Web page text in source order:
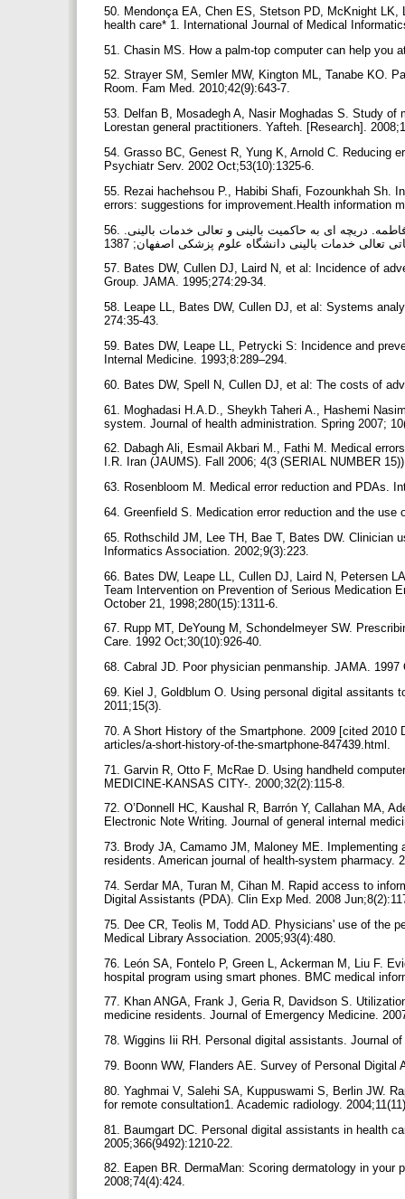
50. Mendonça EA, Chen ES, Stetson PD, McKnight
health care* 1. International Journal of Medical
51. Chasin MS. How a palm-top computer can help you
52. Strayer SM, Semler MW, Kington ML, Tanabe KO.
Room. Fam Med. 2010;42(9):643-7.
53. Delfan B, Mosadegh A, Nasir Moghadas S. Study
Lorestan general practitioners. Yafteh. [Research].
54. Grasso BC, Genest R, Yung K, Arnold C. Reducing
Psychiatr Serv. 2002 Oct;53(10):1325-6.
55. Rezai hachehsou P., Habibi Shafi, Fozounkhah Sh.
errors: suggestions for improvement.Health information
56. خلیقی نژاد، نیما، عطائی، منیژه، هادیزاده، فاطمه؛ ویراستاری علمی هادیزاده، فاطمه. دریچه ای به حاکمیت بالینی و تعالی خدمات بالینی.
57. Bates DW, Cullen DJ, Laird N, et al: Incidence of
Group. JAMA. 1995;274:29-34.
58. Leape LL, Bates DW, Cullen DJ, et al: Systems
274:35-43.
59. Bates DW, Leape LL, Petrycki S: Incidence and
Internal Medicine. 1993;8:289–294.
60. Bates DW, Spell N, Cullen DJ, et al: The costs of
61. Moghadasi H.A.D., Sheykh Taheri A., Hashemi
system. Journal of health administration. Spring 2007;
62. Dabagh Ali, Esmail Akbari M., Fathi M. Medical
I.R. Iran (JAUMS). Fall 2006; 4(3 (SERIAL NUMBER
63. Rosenbloom M. Medical error reduction and PDAs.
64. Greenfield S. Medication error reduction and the
65. Rothschild JM, Lee TH, Bae T, Bates DW. Clinician
Informatics Association. 2002;9(3):223.
66. Bates DW, Leape LL, Cullen DJ, Laird N, Petersen
Team Intervention on Prevention of Serious Medication
October 21, 1998;280(15):1311-6.
67. Rupp MT, DeYoung M, Schondelmeyer SW.
Care. 1992 Oct;30(10):926-40.
68. Cabral JD. Poor physician penmanship. JAMA. 1997
69. Kiel J, Goldblum O. Using personal digital assitants
2011;15(3).
70. A Short History of the Smartphone. 2009 [cited
articles/a-short-history-of-the-smartphone-847439.html.
71. Garvin R, Otto F, McRae D. Using handheld
MEDICINE-KANSAS CITY-. 2000;32(2):115-8.
72. O’Donnell HC, Kaushal R, Barrón Y, Callahan MA,
Electronic Note Writing. Journal of general internal
73. Brody JA, Camamo JM, Maloney ME.
residents. American journal of health-system pharmacy.
74. Serdar MA, Turan M, Cihan M. Rapid access to
Digital Assistants (PDA). Clin Exp Med. 2008
75. Dee CR, Teolis M, Todd AD. Physicians' use of the
Medical Library Association. 2005;93(4):480.
76. León SA, Fontelo P, Green L, Ackerman M, Liu F.
hospital program using smart phones. BMC medical
77. Khan ANGA, Frank J, Geria R, Davidson S.
medicine residents. Journal of Emergency Medicine.
78. Wiggins Iii RH. Personal digital assistants. Journal
79. Boonn WW, Flanders AE. Survey of Personal
80. Yaghmai V, Salehi SA, Kuppuswami S, Berlin JW.
for remote consultation1. Academic radiology.
81. Baumgart DC. Personal digital assistants in health
2005;366(9492):1210-22.
82. Eapen BR. DermaMan: Scoring dermatology in your
2008;74(4):424.